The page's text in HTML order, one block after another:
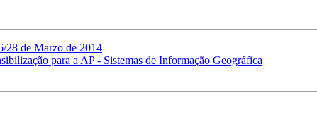
28 de Marzo de 2014
para a AP - Sistemas de Informação Geográfica